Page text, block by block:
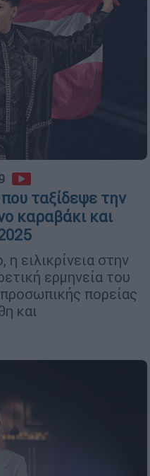
ταξίδεψε την
καραβάκι και
ειλικρίνεια στην
ερμηνεία του
πορείας
και